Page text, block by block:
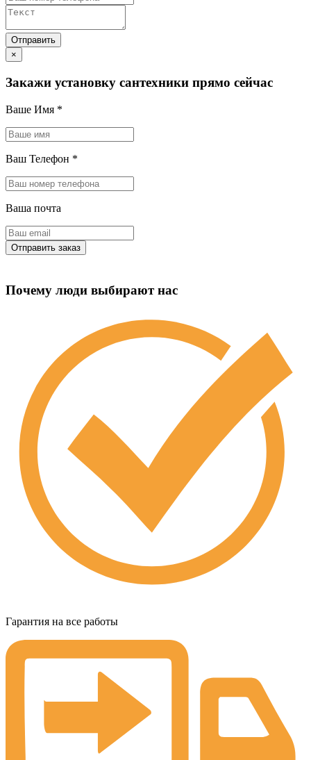
×
Закажи установку сантехники прямо сейчас
Ваше Имя *
Ваш Телефон *
Ваша почта
Почему люди выбирают нас
Гарантия на все работы